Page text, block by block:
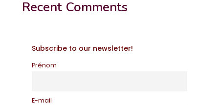
Recent Comments
Subscribe to our newsletter!
Prénom
E-mail